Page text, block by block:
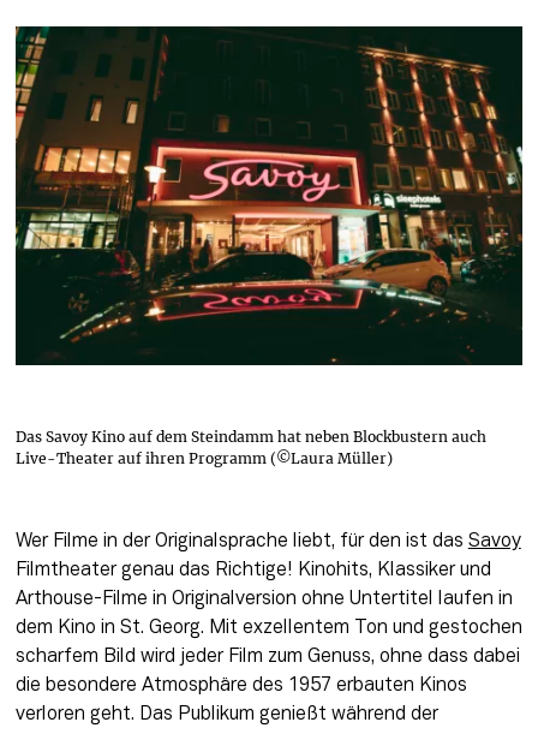
Das Savoy Kino auf dem Steindamm hat neben Blockbustern auch
Live-Theater auf ihren Programm (©Laura Müller)
Wer Filme in der Originalsprache liebt, für den ist das Savoy
Filmtheater genau das Richtige! Kinohits, Klassiker und
Arthouse-Filme in Originalversion ohne Untertitel laufen in
dem Kino in St. Georg. Mit exzellentem Ton und gestochen
scharfem Bild wird jeder Film zum Genuss, ohne dass dabei
die besondere Atmosphäre des 1957 erbauten Kinos
verloren geht. Das Publikum genießt während der